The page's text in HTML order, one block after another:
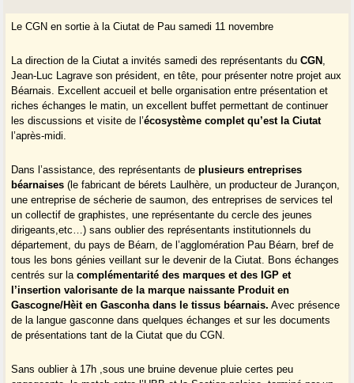
Le CGN en sortie à la Ciutat de Pau samedi 11 novembre
La direction de la Ciutat a invités samedi des représentants duCGN ,
Jean-Luc Lagrave son président, en tête, pour présenter notre projet aux
Béarnais. Excellent accueil et belle organisation entre présentation et
riches échanges le matin, un excellent buffet permettant de continuer
les discussions et visite de l’écosystème complet qu’est la Ciutat
l’après-midi.
Dans l’assistance, des représentants deplusieurs entreprises
béarnaises (le fabricant de bérets Laulhère, un producteur de Jurançon,
une entreprise de sécherie de saumon, des entreprises de services tel
un collectif de graphistes, une représentante du cercle des jeunes
dirigeants,etc…) sans oublier des représentants institutionnels du
département, du pays de Béarn, de l’agglomération Pau Béarn, bref de
tous les bons génies veillant sur le devenir de la Ciutat. Bons échanges
centrés sur lacomplémentarité des marques et des IGP et
l’insertion valorisante de la marque naissante Produit en
Gascogne/Hèit en Gasconha dans le tissus béarnais. Avec présence
de la langue gasconne dans quelques échanges et sur les documents
de présentations tant de la Ciutat que du CGN.
Sans oublier à 17h ,sous une bruine devenue pluie certes peu